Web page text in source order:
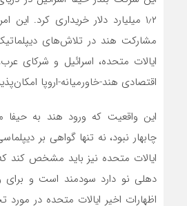
۱٫۲ میلیارد دلار خریداری کرد.
مشارکت هند در تلاش‌های
اقتصادی هند-خاورمیانه-اروپا
این واقعیت که ورود هند به حیفا
چابهار نبود، نه تنها گواهی بر
ایالات متحده نیز باید مشخص کند
دهلی نو دارد سودمند است و
اظهارات اخیر ایالات متحده در مورد